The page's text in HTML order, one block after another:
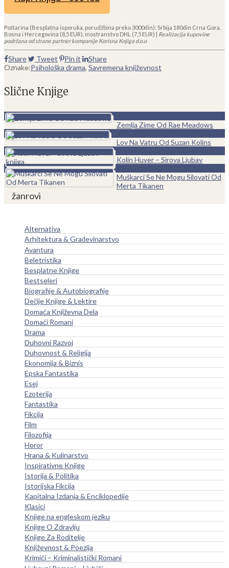
Poštarina (Besplatna isporuka, porudžbina preko 3000din): Srbija 180din Crna Gora,
Bosna i Hercegovina (8,5 EUR), inostranstvo DHL (7,5 EUR) | Realizacija kupovine
podržana od strane partner kompanije Korisna Knjiga d.o.o
Share Tweet Pin it
Share
Oznake:Psihološka drama, Savremena književnost
Slične Knjige
Zemlja Zime Od Rae Meadows
Lov Na Vatru Od Suzan Kolins
Kolin Huver – Sirova Ljubav
Muškarci Se Ne Mogu Silovati Od
Merta Tikanen
žanrovi
Alternativa
Arhitektura & Građevinarstvo
Avantura
Beletristika
Besplatne Knjige
Bestseleri
Biografije & Autobiografije
Dečije Knjige & Lektire
Domaća Književna Dela
Domaći Romani
Drama
Duhovni Razvoj
Duhovnost & Religija
Ekonomija & Biznis
Epska Fantastika
Esej
Ezoterija
Fantastika
Fikcija
Film
Filozofija
Horor
Hrana & Kulinarstvo
Inspirativne Knjige
Istorija & Politika
Istorijska Fikcija
Kapitalna Izdanja & Enciklopedije
Klasici
Knjige na engleskom jeziku
Knjige O Zdravlju
Knjige Za Roditelje
Književnost & Poezija
Krimići – Kriminalistički Romani